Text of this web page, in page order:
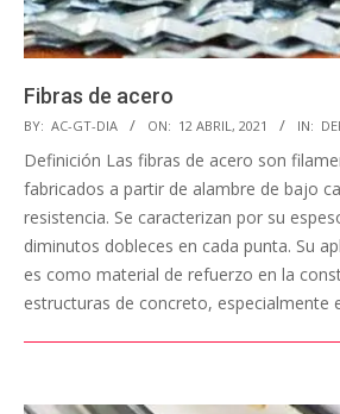
Fibras de acero
BY: AC-GT-DIA ON: 12 ABRIL, 2021 IN:
Definición Las fibras de acero son
fabricados a partir de alambre de bajo
resistencia. Se caracterizan por su
diminutos dobleces en cada punta. Su
es como material de refuerzo en la
estructuras de concreto, especialmente